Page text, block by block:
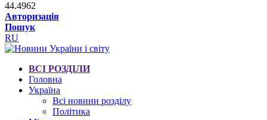
44.4962
Авторизація
Пошук
RU
ВСІ РОЗДІЛИ
Головна
Україна
Всі новини розділу
Політика